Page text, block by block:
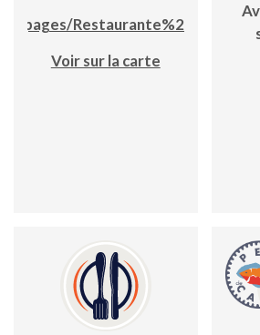
pages/
Voir sur la carte